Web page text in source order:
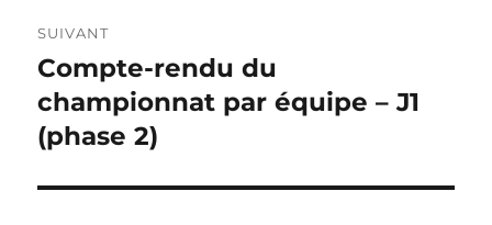
SUIVANT
Publication
suivante :
Compte-rendu du
championnat par équipe – J1
(phase 2)